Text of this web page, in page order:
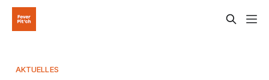
AKTUELLES